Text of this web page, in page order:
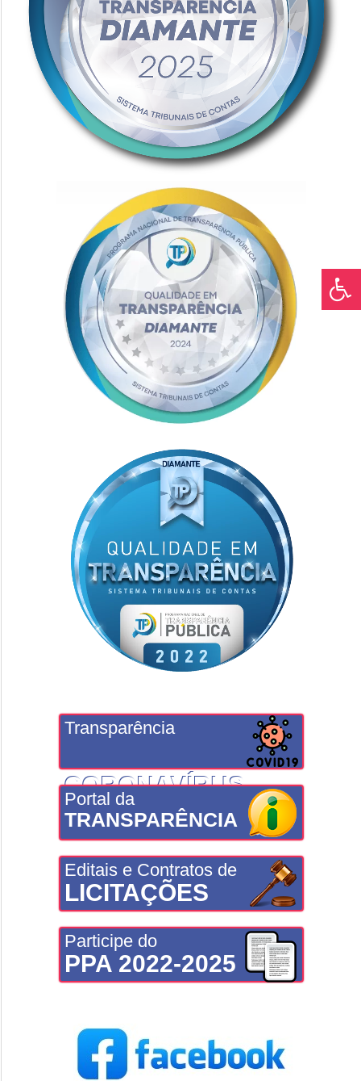
Transparência
CORONAVÍRUS
Portal da
TRANSPARÊNCIA
Editais e Contratos de
LICITAÇÕES
Participe do
PPA 2022-2025